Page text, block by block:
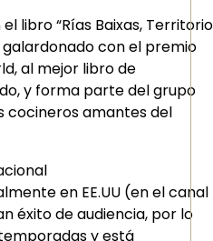
libro “Rías Baixas, Territorio
con el premio
al mejor libro de
y forma parte del grupo
cocineros amantes del
en EE.UU (en el canal
éxito de audiencia, por lo
y está